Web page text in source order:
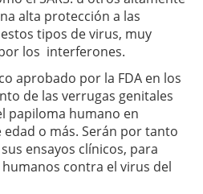
alta protección a las
tipos de virus, muy
los interferones.
aprobado por la FDA en los
de las verrugas genitales
papiloma humano en
edad o más. Serán por tanto
ensayos clínicos, para
contra el virus del